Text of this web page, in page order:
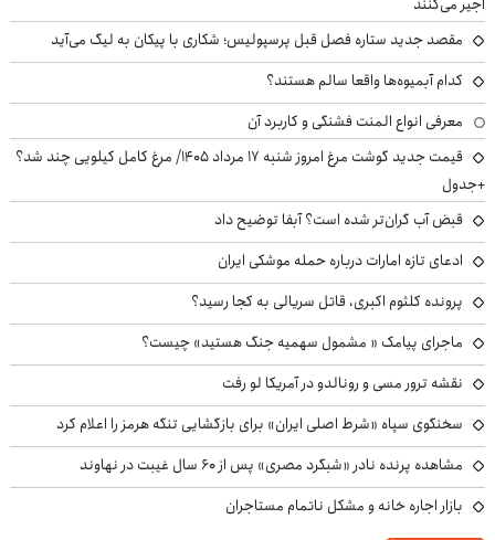
مقصد جدید ستاره فصل قبل پرسپولیس؛ شکاری با پیکان به لیگ می‌آید
کدام آبمیوه‌ها واقعا سالم هستند؟
معرفی انواع المنت فشنگی و کاربرد آن
قیمت جدید گوشت مرغ امروز شنبه ۱۷ مرداد ۱۴۰۵/ مرغ کامل کیلویی چند شد؟
+جدول
قبض آب گران‌تر شده است؟ آبفا توضیح داد
ادعای تازه امارات درباره حمله موشکی ایران
پرونده کلثوم اکبری، قاتل سریالی به کجا رسید؟
ماجرای پیامک « مشمول سهمیه جنگ هستید» چیست؟
نقشه ترور مسی و رونالدو در آمریکا لو رفت
سخنگوی سپاه «شرط اصلی ایران» برای بازگشایی تنگه هرمز را اعلام کرد
مشاهده پرنده نادر «شبگرد مصری» پس از ۶۰ سال غیبت در نهاوند
بازار اجاره خانه و مشکل ناتمام مستاجران